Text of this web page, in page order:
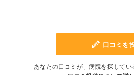
口コミを
あなたの口コミが、病院を探してい